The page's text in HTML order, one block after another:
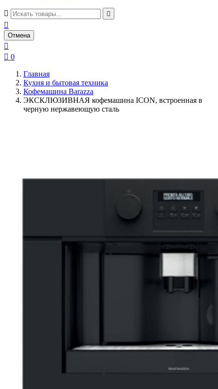
 

Отмена

 0
Главная
Кухня и бытовая техника
Кофемашина Barazza
ЭКСКЛЮЗИВНАЯ кофемашина ICON, встроенная в
черную нержавеющую сталь